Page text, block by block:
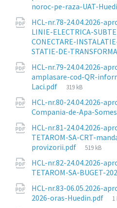
noroc-pe-raza-UAT-
HCL-nr.78-24.04.2026-
LINIE-ELECTRICA-
CONECTARE-
STATIE-DE-
HCL-nr.79-24.04.2026-
amplasare-cod-QR-
Laci.pdf
File
319 kB
HCL-nr.80-24.04.2026-
Compania-de-Apa-
HCL-nr.81-24.04.2026-
TETAROM-SA-CRT-
provizorii.pdf
File
519 kB
HCL-nr.82-24.04.2026-
TETAROM-SA-BUGET-
HCL-nr.83-06.05.2026-
2026-oras-Huedin.pdf
1